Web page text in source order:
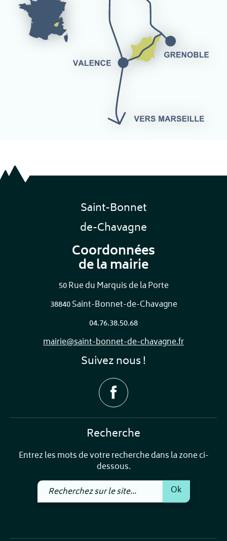
Saint-Bonnet
de-Chavagne
Coordonnées
de la mairie
50 Rue du Marquis de la Porte
38840 Saint-Bonnet-de-Chavagne
04.76.38.50.68
mairie@saint-bonnet-de-chavagne.fr
Suivez nous !
Recherche
Entrez les mots de votre recherche dans la zone ci-
dessous.
Recherchez
sur
Ok